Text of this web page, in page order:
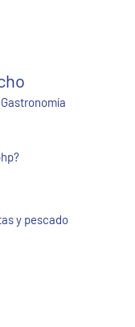
Gastronomía
y pescado